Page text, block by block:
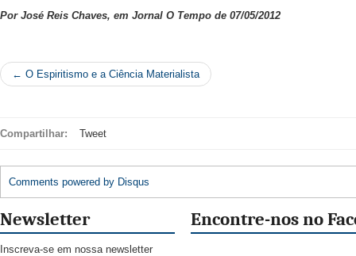
Por José Reis Chaves, em Jornal O Tempo de 07/05/2012
← O Espiritismo e a Ciência Materialista
Compartilhar: Tweet
Comments powered by Disqus
Newsletter
Inscreva-se em nossa newsletter
Encontre-nos no